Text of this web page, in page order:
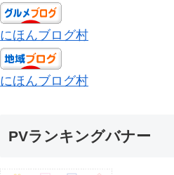
にほんブログ村
にほんブログ村
PVランキングバナー